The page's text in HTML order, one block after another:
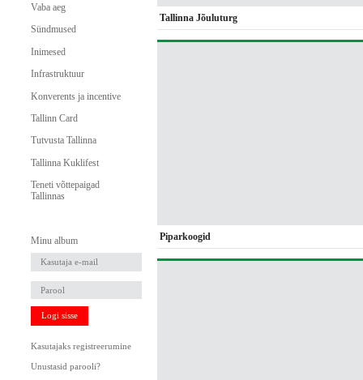
Vaba aeg
Sündmused
Inimesed
Infrastruktuur
Konverents ja incentive
Tallinn Card
Tutvusta Tallinna
Tallinna Kuklifest
Teneti võttepaigad
Tallinnas
Minu album
Logi sisse
Kasutajaks registreerumine
Unustasid parooli?
Tallinna Jõuluturg
Piparkoogid